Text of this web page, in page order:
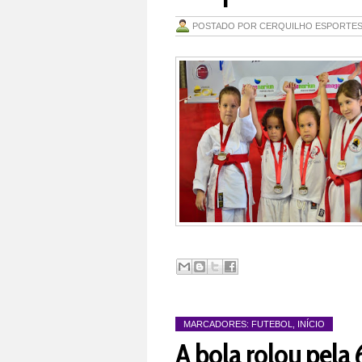
POSTADO POR CERQUILHO ESPORTES
MARCADORES: FUTEBOL INÍCIO
A bola rolou pela